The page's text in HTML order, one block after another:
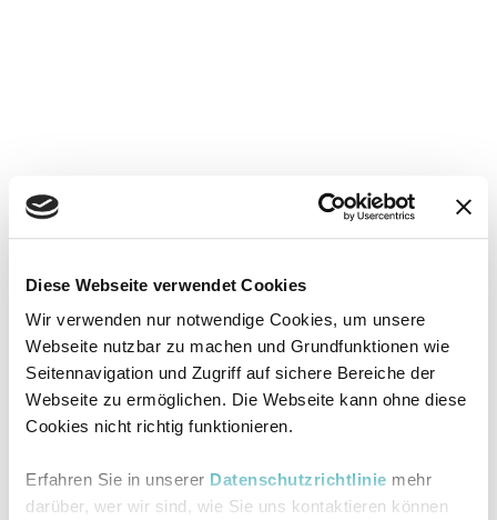
Diese Webseite verwendet Cookies
Wir verwenden nur notwendige Cookies, um unsere
Webseite nutzbar zu machen und Grundfunktionen wie
Seitennavigation und Zugriff auf sichere Bereiche der
Webseite zu ermöglichen. Die Webseite kann ohne diese
Cookies nicht richtig funktionieren.
Erfahren Sie in unserer Datenschutzrichtlinie mehr
darüber, wer wir sind, wie Sie uns kontaktieren können